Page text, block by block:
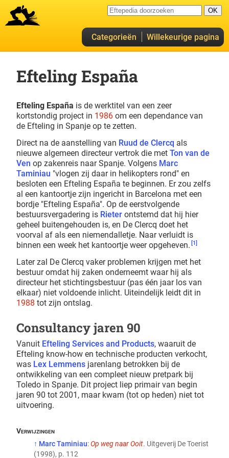
Categorieën Willekeurige pagina
Efteling España
Efteling España is de werktitel van een zeer
kortstondig project in 1986 om een dependance van
de Efteling in Spanje op te zetten.
Direct na de aanstelling van Ruud de Clercq als
nieuwe algemeen directeur vertrok die met Ton van de
Ven op zakenreis naar Spanje. Volgens Marc
Taminiau "vlogen zij daar in helikopters rond" en
besloten een Efteling España te beginnen. Er zou zelfs
al een kantoortje zijn ingericht in Barcelona met een
bordje "Efteling España". Op de eerstvolgende
bestuursvergadering is Rieter ontstemd dat hij hier
geheel buitengehouden is, en De Clercq doet het
voorval af als een niemendalletje. Naar verluidt is
binnen een week het kantoortje weer opgeheven. [1]
Later zal De Clercq vaker problemen krijgen met het
bestuur omdat hij zaken onderneemt waar hij als
directeur het stichtingsbestuur (pas één jaar los van
elkaar) niet voldoende inlicht. Uiteindelijk leidt dit in
1988 tot zijn ontslag.
Consultancy jaren 90
Vanuit Efteling Services and Products, waaruit de
Efteling know-how en technische producten verkocht,
was Lex Lemmens jarenlang betrokken bij de
ontwikkeling van een compleet nieuw pretpark bij
Toledo in Spanje. Dit project liep primair van begin
jaren 90 tot 2001, maar kwam (tot op heden) niet tot
uitvoering.
↑ Marc Taminiau:Op weg naar Ooit. Uitgeverij De Toerist
(1998), p. 112